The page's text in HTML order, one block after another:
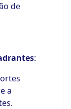
de
:
a